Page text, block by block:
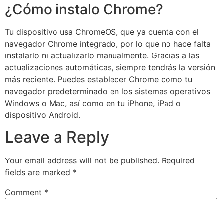
¿Cómo instalo Chrome?
Tu dispositivo usa ChromeOS, que ya cuenta con el
navegador Chrome integrado, por lo que no hace falta
instalarlo ni actualizarlo manualmente. Gracias a las
actualizaciones automáticas, siempre tendrás la versión
más reciente. Puedes establecer Chrome como tu
navegador predeterminado en los sistemas operativos
Windows o Mac, así como en tu iPhone, iPad o
dispositivo Android.
Leave a Reply
Your email address will not be published. Required
fields are marked *
Comment *